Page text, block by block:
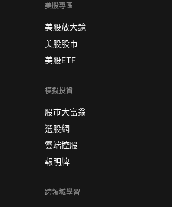
美股專區
美股放大鏡
美股股市
美股ETF
模擬投資
股市大富翁
選股網
雲端控股
報明牌
跨領域學習